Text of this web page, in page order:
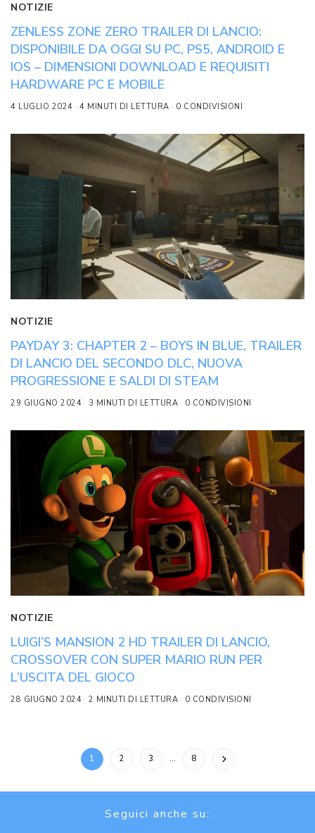
NOTIZIE
ZENLESS ZONE ZERO TRAILER DI LANCIO:
DISPONIBILE DA OGGI SU PC, PS5, ANDROID E
IOS – DIMENSIONI DOWNLOAD E REQUISITI
HARDWARE PC E MOBILE
4 LUGLIO 2024 4 MINUTI DI LETTURA 0 CONDIVISIONI
NOTIZIE
PAYDAY 3: CHAPTER 2 – BOYS IN BLUE, TRAILER
DI LANCIO DEL SECONDO DLC, NUOVA
PROGRESSIONE E SALDI DI STEAM
29 GIUGNO 2024 3 MINUTI DI LETTURA 0 CONDIVISIONI
NOTIZIE
LUIGI’S MANSION 2 HD TRAILER DI LANCIO,
CROSSOVER CON SUPER MARIO RUN PER
L’USCITA DEL GIOCO
28 GIUGNO 2024 2 MINUTI DI LETTURA 0 CONDIVISIONI
1 2 3 … 8
Seguici anche su: